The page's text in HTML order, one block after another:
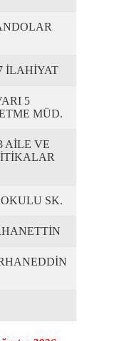
İLAHİYAT
5
MÜD.
AİLE VE
SK.